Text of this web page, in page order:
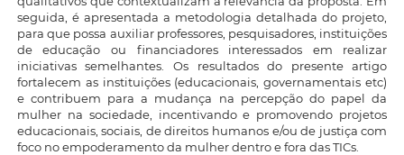
seguida, é apresentada a metodologia detalhada do projeto,
para que possa auxiliar professores, pesquisadores, instituições
de educação ou financiadores interessados em realizar
iniciativas semelhantes. Os resultados do presente artigo
fortalecem as instituições (educacionais, governamentais etc)
e contribuem para a mudança na percepção do papel da
mulher na sociedade, incentivando e promovendo projetos
educacionais, sociais, de direitos humanos e/ou de justiça com
foco no empoderamento da mulher dentro e fora das TICs.